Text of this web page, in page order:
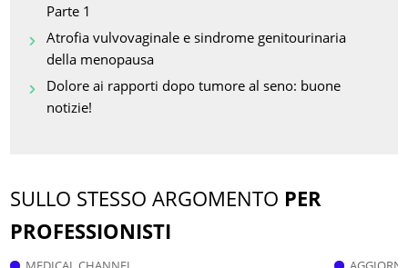
Parte 1
Atrofia vulvovaginale e sindrome genitourinaria
della menopausa
Dolore ai rapporti dopo tumore al seno: buone
notizie!
SULLO STESSO ARGOMENTO PER
PROFESSIONISTI